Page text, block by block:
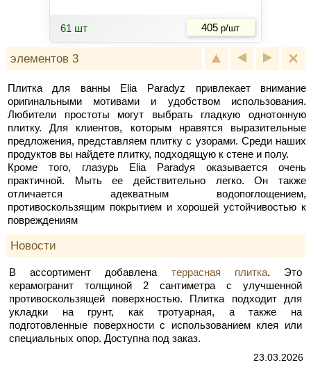
61 шт 405 р/шт
элементов 3
Плитка для ванны Elia Paradyz привлекает внимание
оригинальными мотивами и удобством использования.
Любители простоты могут выбрать гладкую однотонную
плитку. Для клиентов, которым нравятся выразительные
предложения, представляем плитку с узорами. Среди наших
продуктов вы найдете плитку, подходящую к стене и полу.
Кроме того, глазурь Elia Paradyя оказывается очень
практичной. Мыть ее действительно легко. Он также
отличается адекватным водопоглощением,
противоскользящим покрытием и хорошей устойчивостью к
повреждениям
Новости
В ассортимент добавлена террасная плитка. Это
керамогранит толщиной 2 сантиметра с улучшенной
противоскользящей поверхностью. Плитка подходит для
укладки на грунт, как тротуарная, а также на
подготовленные поверхности с использованием клея или
специальных опор. Доступна под заказ.
23.03.2026